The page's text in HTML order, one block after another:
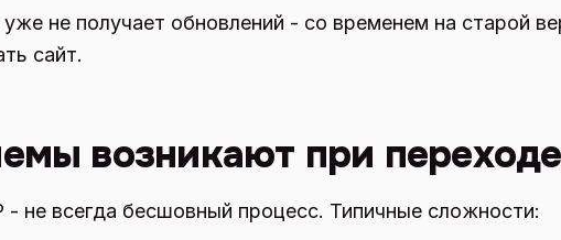
уже не получает обновлений - со временем на старой
сайт.
возникают при переходе
- не всегда бесшовный процесс. Типичные сложности: